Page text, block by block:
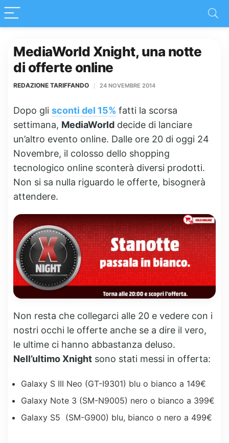
MediaWorld Xnight, una notte
di offerte online
REDAZIONE TARIFFANDO 24 NOVEMBRE 2014
Dopo gli sconti del 15% fatti la scorsa
settimana, MediaWorld decide di lanciare
un’altro evento online. Dalle ore 20 di oggi 24
Novembre, il colosso dello shopping
tecnologico online sconterà diversi prodotti.
Non si sa nulla riguardo le offerte, bisognerà
attendere.
Non resta che collegarci alle 20 e vedere con i
nostri occhi le offerte anche se a dire il vero,
le ultime ci hanno abbastanza deluso.
Nell’ultimo Xnight sono stati messi in offerta:
Galaxy S III Neo (GT-I9301) blu o bianco a 149€
Galaxy Note 3 (SM-N9005) nero o bianco a 399€
Galaxy S5 (SM-G900) blu, bianco o nero a 499€